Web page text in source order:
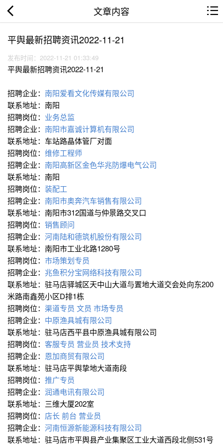
文章内容
平舆最新招聘资讯2022-11-21
发布时间：2022-11-21 01:33:49
平舆最新招聘资讯2022-11-21
招聘企业： 南阳爱看文化传媒有限公司
联系地址：南阳
招聘岗位： 业务总监
招聘企业： 南阳市嘉诚计算机有限公司
联系地址：车站路晶体管厂对面
招聘岗位： 维修工程师
招聘企业： 南阳高新区金色华兆防爆电气公司
联系地址：南阳
招聘岗位： 装配工
招聘企业： 南阳市奥奔汽车销售有限公司
联系地址：南阳市312国道与仲景路交叉口
招聘岗位： 销售顾问
招聘企业： 河南陆和德筑机股份有限公司
联系地址：南阳市工业北路1280号
招聘岗位： 市场策划专员
招聘企业： 兆鱼积分宝网络科技有限公司
联系地址：驻马店驿城区天中山大道与置地大道交会处向东200
米路南鑫苑小区D排1栋
招聘岗位： 渠道专员 文员 市场专员
招聘企业： 中原渔具城有限公司
联系地址：驻马店西平县中原渔具城有限公司
招聘岗位： 客服专员 营业员 技术支持
招聘企业： 恩加商贸有限公司
联系地址：驻马店平舆挚地大道南段
招聘岗位： 推广专员
招聘企业： 润通电讯有限公司
联系地址：三维大厦202室
招聘岗位： 店长前台 营业员
招聘企业： 河南恒源新能源科技有限公司
联系地址：驻马店市平舆县产业集聚区工业大道西段北侧531号